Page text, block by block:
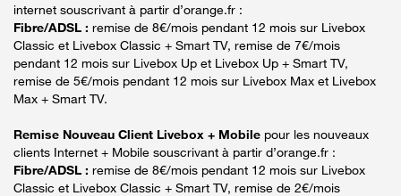
internet souscrivant à partir d’orange.fr :
Fibre/ADSL : remise de 8€/mois pendant 12 mois sur Livebox
Classic et Livebox Classic + Smart TV, remise de 7€/mois
pendant 12 mois sur Livebox Up et Livebox Up + Smart TV,
remise de 5€/mois pendant 12 mois sur Livebox Max et Livebox
Max + Smart TV.
Remise Nouveau Client Livebox + Mobile pour les nouveaux
clients Internet + Mobile souscrivant à partir d’orange.fr :
Fibre/ADSL : remise de 8€/mois pendant 12 mois sur Livebox
Classic et Livebox Classic + Smart TV, remise de 2€/mois